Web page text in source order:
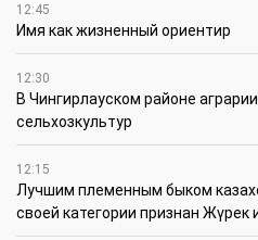
12:45
Имя как жизненный ориентир
12:30
В Чингирлауском районе
сельхозкультур
12:15
Лучшим племенным быком
своей категории признан Жүрек